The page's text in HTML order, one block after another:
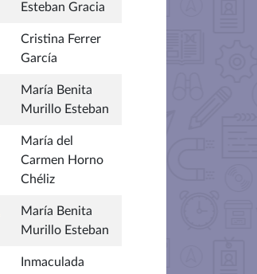
Esteban Gracia
Cristina Ferrer
García
María Benita
Murillo Esteban
María del
Carmen Horno
Chéliz
María Benita
Murillo Esteban
Inmaculada